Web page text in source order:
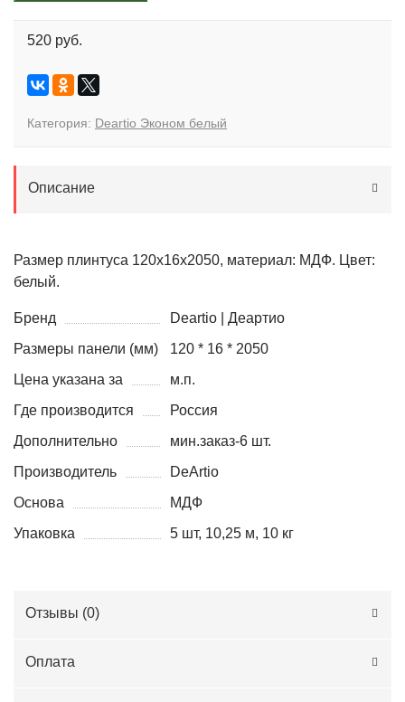
520 руб.
Категория: Deartio Эконом белый
Описание
Размер плинтуса 120х16х2050, материал: МДФ. Цвет:
белый.
Бренд
Deartio | Деартио
Размеры панели (мм)
120 * 16 * 2050
Цена указана за
м.п.
Где производится
Россия
Дополнительно
мин.заказ-6 шт.
Производитель
DeArtio
Основа
МДФ
Упаковка
5 шт, 10,25 м, 10 кг
Отзывы (0)
Оплата